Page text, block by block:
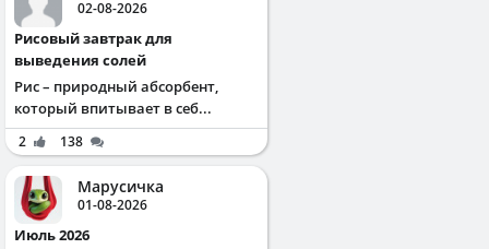
02-08-2026
Рисовый завтрак для
выведения солей
Рис – природный абсорбент,
который впитывает в себ...
2 138
Марусичка
01-08-2026
Июль 2026